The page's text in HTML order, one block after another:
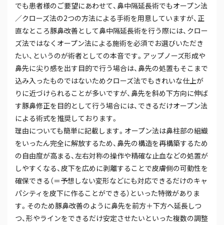
でも患者様のご要望にあわせて、鼻中隔延長術でもオープン法
／クローズ法の2つの方法による手術を用意していますが、正
直なところ豚鼻改善として鼻中隔延長術を行う際には、クロー
ズ法ではなくオープン法による施術を必須でお選びいただき
たい、というのが術者としての本音です。アップノーズ形成や
鼻先に尖り感を出す目的で行う場合は、鼻先の処置もそこまで
込み入ったものではないためクローズ法でもきれいな仕上が
りに近づけられることが多いですが、鼻先を斜め下方向に伸ば
す豚鼻修正を目的として行う場合には、できるだけオープン法
による術式を推奨しております。
理由についても簡単に記載します。オープン法は鼻柱部の組織
をいったん完全に解放するため、鼻先の構造を再構築するため
の自由度が高まる、左右対称の操作や精確な止血などの処置が
しやすくなる、皮下を広めに剥離することで皮膚側の可動性を
確保できる（＝予想しない変形などにも対応できるだけのキャ
パシティを皮下に作ることができる）といった特徴がありま
す。そのため豚鼻改善のように鼻先を前方＋下方へ延長しつ
つ、形やラインをできるだけ安定させたいといった複数の調整